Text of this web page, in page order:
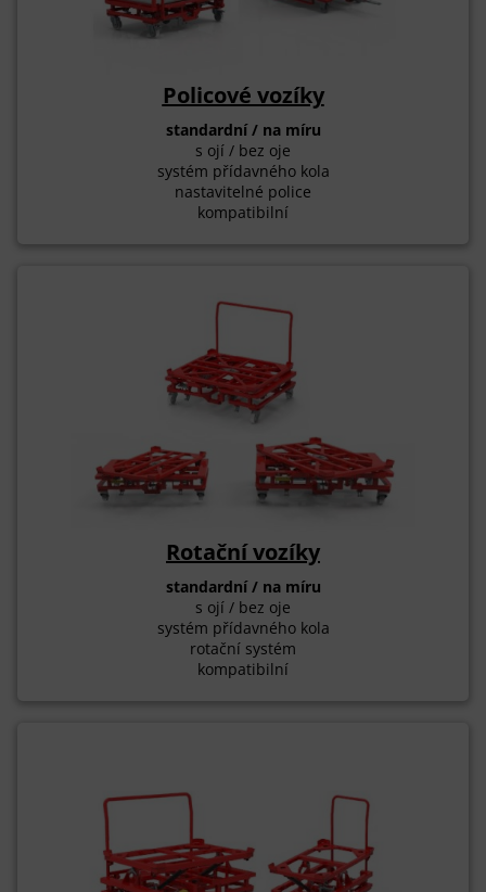
Policové vozíky
standardní / na míru
s ojí / bez oje
systém přídavného kola
nastavitelné police
kompatibilní
Rotační vozíky
standardní / na míru
s ojí / bez oje
systém přídavného kola
rotační systém
kompatibilní